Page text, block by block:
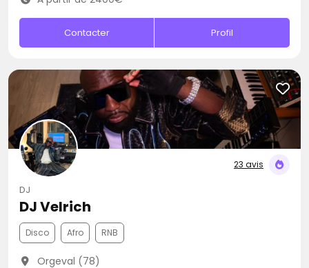
Contacter Profil
23 avis
DJ
DJ Velrich
Disco Afro RNB
Orgeval (78)